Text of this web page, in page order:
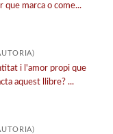
que marca o come...
i l'amor propi que
aquest llibre? ...